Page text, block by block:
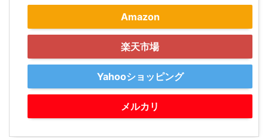
Amazon
楽天市場
Yahooショッピング
メルカリ